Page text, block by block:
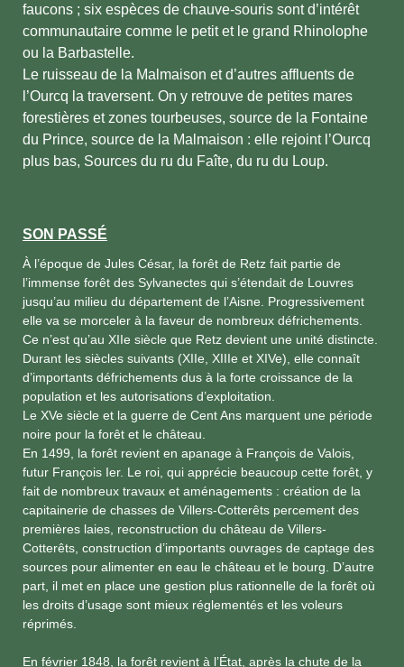
faucons ; six espèces de chauve-souris sont d’intérêt
communautaire comme le petit et le grand Rhinolophe
ou la Barbastelle.
Le ruisseau de la Malmaison et d’autres affluents de
l’Ourcq la traversent. On y retrouve de petites mares
forestières et zones tourbeuses, source de la Fontaine
du Prince, source de la Malmaison : elle rejoint l’Ourcq
plus bas, Sources du ru du Faîte, du ru du Loup.
SON PASSÉ
À l’époque de Jules César, la forêt de Retz fait partie de
l’immense forêt des Sylvanectes qui s’étendait de Louvres
jusqu’au milieu du département de l’Aisne. Progressivement
elle va se morceler à la faveur de nombreux défrichements.
Ce n’est qu’au XIIe siècle que Retz devient une unité distincte.
Durant les siècles suivants (XIIe, XIIIe et XIVe), elle connaît
d’importants défrichements dus à la forte croissance de la
population et les autorisations d’exploitation.
Le XVe siècle et la guerre de Cent Ans marquent une période
noire pour la forêt et le château.
En 1499, la forêt revient en apanage à François de Valois,
futur François Ier. Le roi, qui apprécie beaucoup cette forêt, y
fait de nombreux travaux et aménagements : création de la
capitainerie de chasses de Villers-Cotterêts percement des
premières laies, reconstruction du château de Villers-
Cotterêts, construction d’importants ouvrages de captage des
sources pour alimenter en eau le château et le bourg. D’autre
part, il met en place une gestion plus rationnelle de la forêt où
les droits d’usage sont mieux réglementés et les voleurs
réprimés.
En février 1848, la forêt revient à l’État, après la chute de la